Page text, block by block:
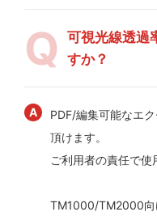
可視光線透過
すか？
PDF/編集可能なエ
頂けます。
ご利用者の責任で使
TM1000/TM2000向